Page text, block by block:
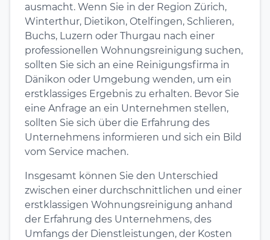
ausmacht. Wenn Sie in der Region Zürich,
Winterthur, Dietikon, Otelfingen, Schlieren,
Buchs, Luzern oder Thurgau nach einer
professionellen Wohnungsreinigung suchen,
sollten Sie sich an eine Reinigungsfirma in
Dänikon oder Umgebung wenden, um ein
erstklassiges Ergebnis zu erhalten. Bevor Sie
eine Anfrage an ein Unternehmen stellen,
sollten Sie sich über die Erfahrung des
Unternehmens informieren und sich ein Bild
vom Service machen.
Insgesamt können Sie den Unterschied
zwischen einer durchschnittlichen und einer
erstklassigen Wohnungsreinigung anhand
der Erfahrung des Unternehmens, des
Umfangs der Dienstleistungen, der Kosten